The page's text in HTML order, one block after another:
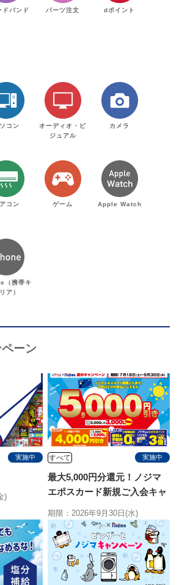
ドバンド パーツ注文 dポイント
コン
オーディオ・ビ
ジュアル
カメラ
コン ゲーム Apple Watch
（携帯キ
ア）
ーン
実施中
)
すべて 実施中
最大5,000円分還元！ノジマ
エポスカード新規ご入会キャ
期限：2026年9月30日(水)